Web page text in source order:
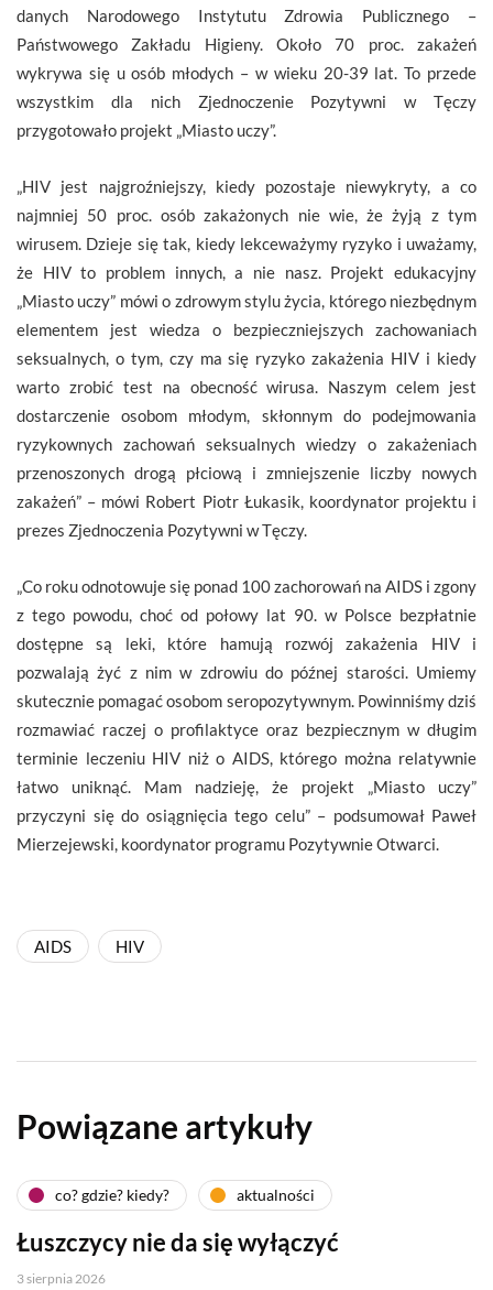
danych Narodowego Instytutu Zdrowia Publicznego –
Państwowego Zakładu Higieny. Około 70 proc. zakażeń
wykrywa się u osób młodych – w wieku 20-39 lat. To przede
wszystkim dla nich Zjednoczenie Pozytywni w Tęczy
przygotowało projekt „Miasto uczy”.
„HIV jest najgroźniejszy, kiedy pozostaje niewykryty, a co
najmniej 50 proc. osób zakażonych nie wie, że żyją z tym
wirusem. Dzieje się tak, kiedy lekceważymy ryzyko i uważamy,
że HIV to problem innych, a nie nasz. Projekt edukacyjny
„Miasto uczy” mówi o zdrowym stylu życia, którego niezbędnym
elementem jest wiedza o bezpieczniejszych zachowaniach
seksualnych, o tym, czy ma się ryzyko zakażenia HIV i kiedy
warto zrobić test na obecność wirusa. Naszym celem jest
dostarczenie osobom młodym, skłonnym do podejmowania
ryzykownych zachowań seksualnych wiedzy o zakażeniach
przenoszonych drogą płciową i zmniejszenie liczby nowych
zakażeń” – mówi Robert Piotr Łukasik, koordynator projektu i
prezes Zjednoczenia Pozytywni w Tęczy.
„Co roku odnotowuje się ponad 100 zachorowań na AIDS i zgony
z tego powodu, choć od połowy lat 90. w Polsce bezpłatnie
dostępne są leki, które hamują rozwój zakażenia HIV i
pozwalają żyć z nim w zdrowiu do późnej starości. Umiemy
skutecznie pomagać osobom seropozytywnym. Powinniśmy dziś
rozmawiać raczej o profilaktyce oraz bezpiecznym w długim
terminie leczeniu HIV niż o AIDS, którego można relatywnie
łatwo uniknąć. Mam nadzieję, że projekt „Miasto uczy”
przyczyni się do osiągnięcia tego celu” – podsumował Paweł
Mierzejewski, koordynator programu Pozytywnie Otwarci.
AIDS HIV
Powiązane artykuły
co? gdzie? kiedy? aktualności
Łuszczycy nie da się wyłączyć
3 sierpnia 2026